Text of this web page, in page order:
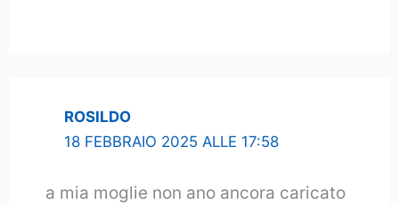
ROSILDO
18 FEBBRAIO 2025 ALLE 17:58
a mia moglie non ano ancora caricato